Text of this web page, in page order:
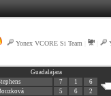
Yonex VCORE Si Team
Guadalajara
7 1
6
5 6 2